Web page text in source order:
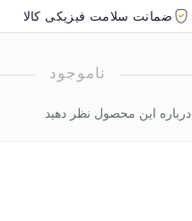
ضمانت سلامت فیزیکی کالا
ناموجود
درباره این محصول نظر دهید